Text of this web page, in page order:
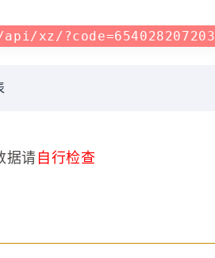
xz/?code=654028207203
据请 自行检查